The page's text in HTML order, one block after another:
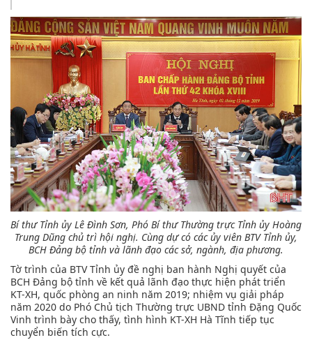
Bí thư Tỉnh ủy Lê Đình Sơn, Phó Bí thư Thường trực Tỉnh ủy Hoàng
Trung Dũng chủ trì hội nghị. Cùng dự có các ủy viên BTV Tỉnh ủy,
BCH Đảng bộ tỉnh và lãnh đạo các sở, ngành, địa phương.
Tờ trình của BTV Tỉnh ủy đề nghị ban hành Nghị quyết của
BCH Đảng bộ tỉnh về kết quả lãnh đạo thực hiện phát triển
KT-XH, quốc phòng an ninh năm 2019; nhiệm vụ giải pháp
năm 2020 do Phó Chủ tịch Thường trực UBND tỉnh Đặng Quốc
Vinh trình bày cho thấy, tình hình KT-XH Hà Tĩnh tiếp tục
chuyển biến tích cực.